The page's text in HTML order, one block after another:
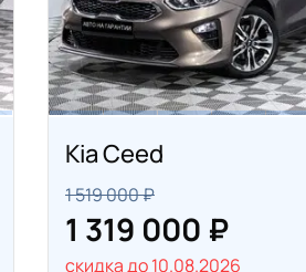
Kia Ceed
1 519 000 ₽
1 319 000 ₽
скидка до 10.08.2026